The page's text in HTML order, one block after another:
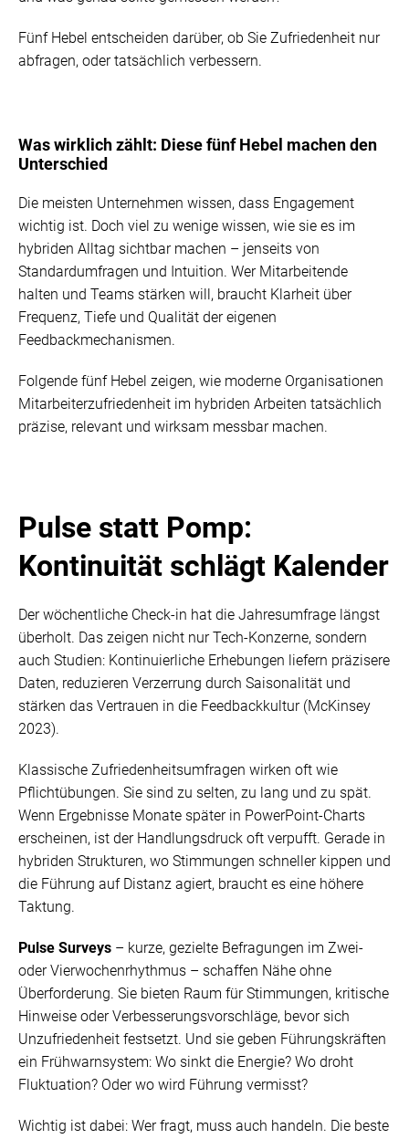
Fünf Hebel entscheiden darüber, ob Sie Zufriedenheit nur
abfragen, oder tatsächlich verbessern.
Was wirklich zählt: Diese fünf Hebel machen den
Unterschied
Die meisten Unternehmen wissen, dass Engagement
wichtig ist. Doch viel zu wenige wissen, wie sie es im
hybriden Alltag sichtbar machen – jenseits von
Standardumfragen und Intuition. Wer Mitarbeitende
halten und Teams stärken will, braucht Klarheit über
Frequenz, Tiefe und Qualität der eigenen
Feedbackmechanismen.
Folgende fünf Hebel zeigen, wie moderne Organisationen
Mitarbeiterzufriedenheit im hybriden Arbeiten tatsächlich
präzise, relevant und wirksam messbar machen.
Pulse statt Pomp:
Kontinuität schlägt Kalender
Der wöchentliche Check-in hat die Jahresumfrage längst
überholt. Das zeigen nicht nur Tech-Konzerne, sondern
auch Studien: Kontinuierliche Erhebungen liefern präzisere
Daten, reduzieren Verzerrung durch Saisonalität und
stärken das Vertrauen in die Feedbackkultur (McKinsey
2023).
Klassische Zufriedenheitsumfragen wirken oft wie
Pflichtübungen. Sie sind zu selten, zu lang und zu spät.
Wenn Ergebnisse Monate später in PowerPoint-Charts
erscheinen, ist der Handlungsdruck oft verpufft. Gerade in
hybriden Strukturen, wo Stimmungen schneller kippen und
die Führung auf Distanz agiert, braucht es eine höhere
Taktung.
Pulse Surveys – kurze, gezielte Befragungen im Zwei-
oder Vierwochenrhythmus – schaffen Nähe ohne
Überforderung. Sie bieten Raum für Stimmungen, kritische
Hinweise oder Verbesserungsvorschläge, bevor sich
Unzufriedenheit festsetzt. Und sie geben Führungskräften
ein Frühwarnsystem: Wo sinkt die Energie? Wo droht
Fluktuation? Oder wo wird Führung vermisst?
Wichtig ist dabei: Wer fragt, muss auch handeln. Die beste